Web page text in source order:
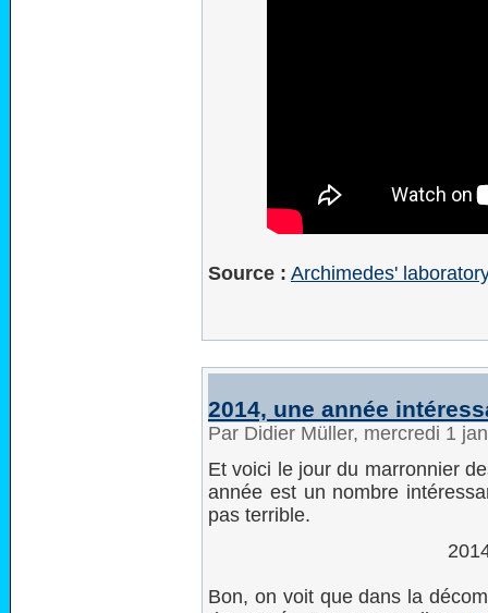
Source : Archimedes'
2014, une année
Par Didier Müller, mercredi 1
Et voici le jour du marronnier
année est un nombre
pas terrible.
Bon, on voit que dans la